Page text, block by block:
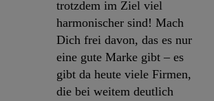
trotzdem im Ziel viel
harmonischer sind! Mach
Dich frei davon, das es nur
eine gute Marke gibt – es
gibt da heute viele Firmen,
die bei weitem deutlich